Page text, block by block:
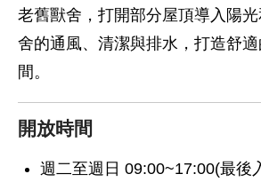
老舊獸舍，打開部分屋頂導入陽
舍的通風、清潔與排水，打造舒
間。
開放時間
週二至週日 09:00~17:00(最後